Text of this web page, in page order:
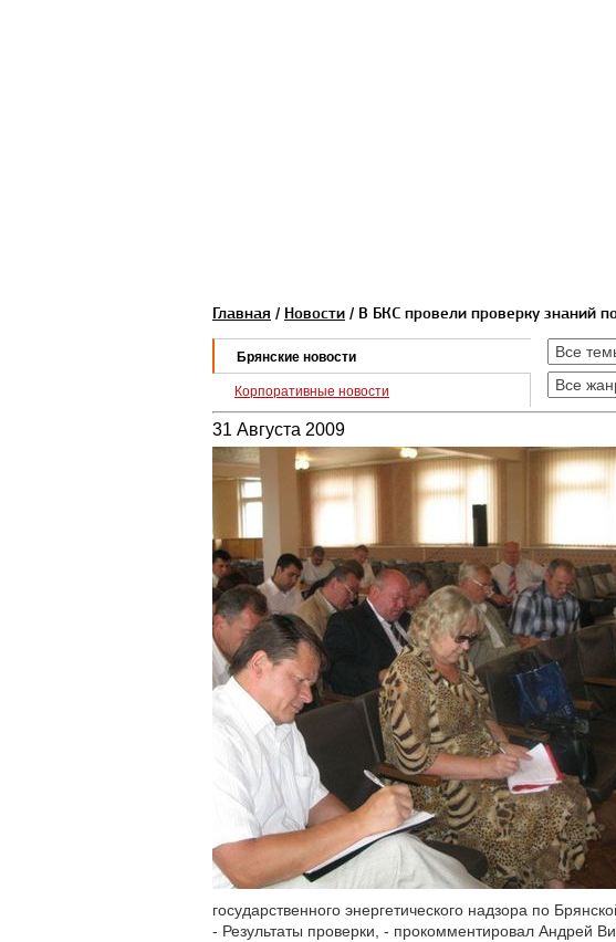
Главная / Новости / В БКС провели проверку знаний
Брянские новости
Корпоративные новости
31 Августа 2009
государственного энергетического надзора по
- Результаты проверки, - прокомментировал Андрей